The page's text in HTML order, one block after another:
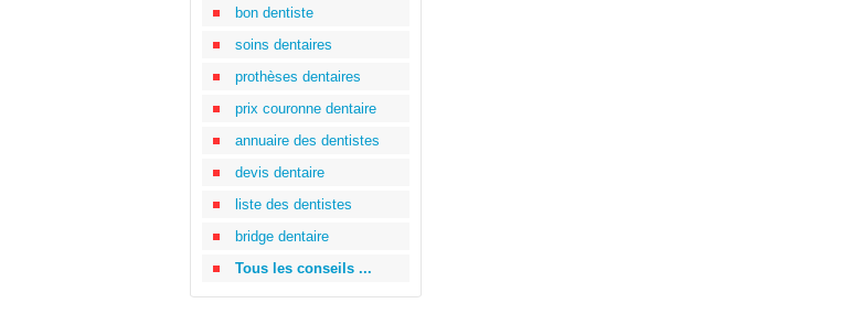
bon dentiste
soins dentaires
prothèses dentaires
prix couronne dentaire
annuaire des dentistes
devis dentaire
liste des dentistes
bridge dentaire
Tous les conseils ...